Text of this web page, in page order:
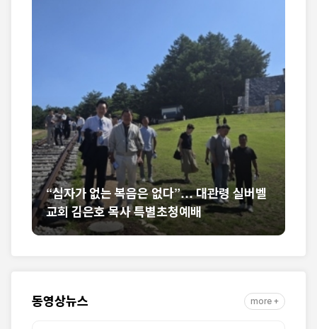
은 없다”… 대관령 실버벨
별초청예배
미셸 스틸 신임 대사 부임
석 위에 한미동맹 새 도약 기
동영상뉴스 more +